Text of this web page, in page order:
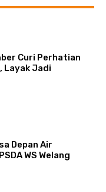
Curi Perhatian
Layak Jadi
Depan Air
WS Welang